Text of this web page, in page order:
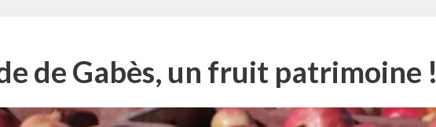
de Gabès, un fruit patrimoine !